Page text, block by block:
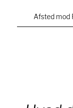
Afsted mod